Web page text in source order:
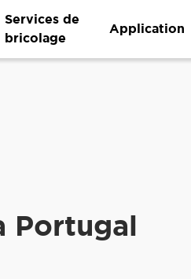
Services de
bricolage
Application
Portugal